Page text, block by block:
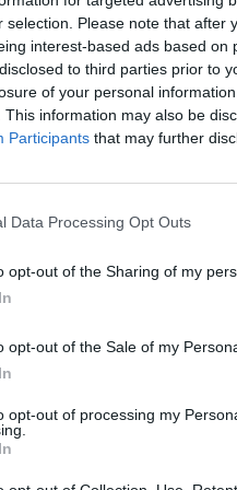
selection. Please note that after
interest-based ads based
to third parties prior to
of your personal
This information may also be
Participants that may further
Data Processing Opt Outs
opt-out of the Sharing of my
opt-out of the Sale of my
opt-out of processing my
εβδομάδα
Ο Νώντας
πιο δυναμικές
καλοκαίρι. Στο
εκ...
Κωνσταντίνος Ρίγκος
Ερωτηματικό ο
Την προετοιμασία του
αποτελεί